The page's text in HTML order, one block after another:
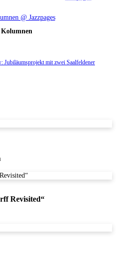
Jubiläumsprojekt mit zwei Saalfeldener
Revisited“